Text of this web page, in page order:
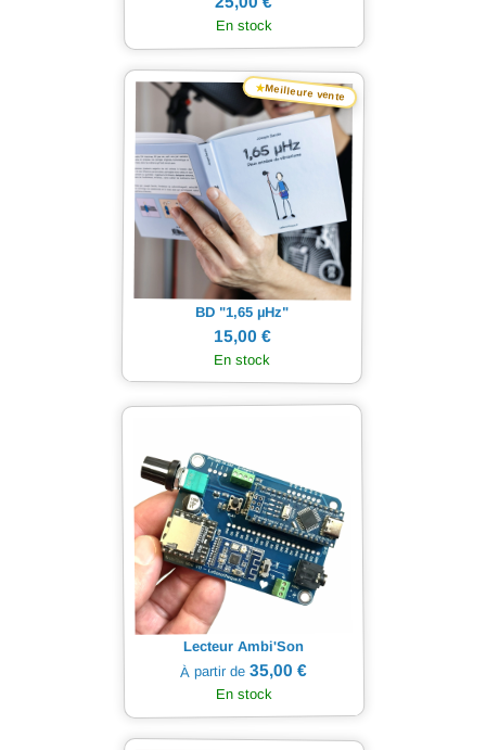
En stock
★Meilleure vente
BD "1,65µHz"
15,00 €
En stock
Lecteur Ambi'Son
À partir de35,00 €
En stock